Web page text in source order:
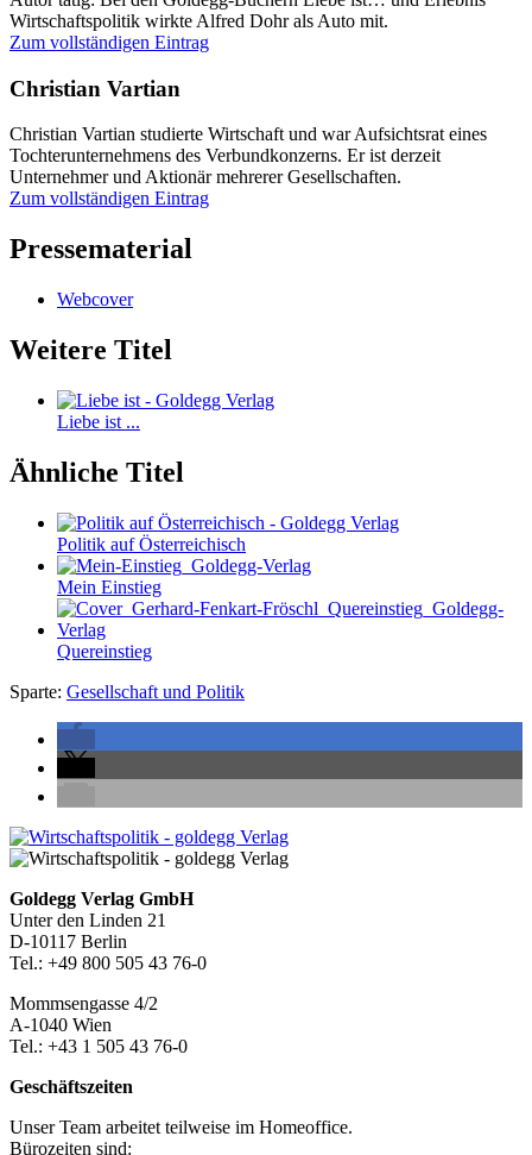
Wirtschaftspolitik wirkte Alfred Dohr als Auto mit.
Zum vollständigen Eintrag
Christian Vartian
Christian Vartian studierte Wirtschaft und war Aufsichtsrat eines
Tochterunternehmens des Verbundkonzerns. Er ist derzeit
Unternehmer und Aktionär mehrerer Gesellschaften.
Zum vollständigen Eintrag
Pressematerial
Webcover
Weitere Titel
Liebe ist ...
Ähnliche Titel
Politik auf Österreichisch
Mein Einstieg
Quereinstieg
Sparte: Gesellschaft und Politik
Seitenleiste
Footer-
Section
Goldegg Verlag GmbH
Unter den Linden 21
D-10117 Berlin
Tel.: +49 800 505 43 76-0
Mommsengasse 4/2
A-1040 Wien
Tel.: +43 1 505 43 76-0
Geschäftszeiten
Unser Team arbeitet teilweise im Homeoffice.
Bürozeiten sind: